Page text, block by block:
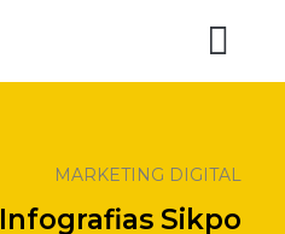
MARKETING DIGITAL
Infografias Sikpo